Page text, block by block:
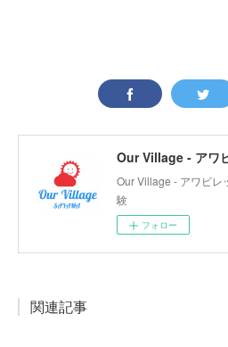
Our Village - アワ
Our Village - アワビレ
験
フォロー
関連記事